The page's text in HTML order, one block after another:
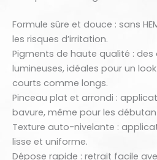
Formule sûre et douce : sans
les risques d’irritation.
Pigments de haute qualité : des
lumineuses, idéales pour un
courts comme longs.
Pinceau plat et arrondi :
bavure, même pour les
Texture auto-nivelante :
lisse et uniforme.
Dépose rapide : retrait facile